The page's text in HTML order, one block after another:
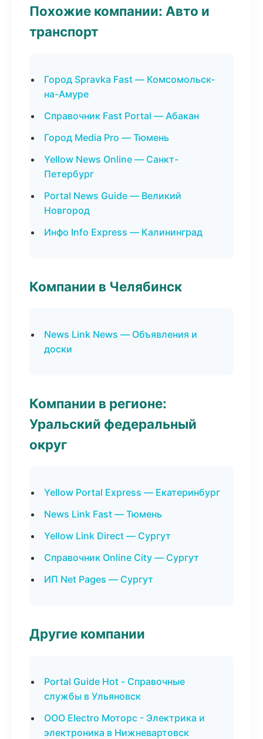
Похожие компании: Авто и
транспорт
Город Spravka Fast — Комсомольск-
на-Амуре
Справочник Fast Portal — Абакан
Город Media Pro — Тюмень
Yellow News Online — Санкт-
Петербург
Portal News Guide — Великий
Новгород
Инфо Info Express — Калининград
Компании в Челябинск
News Link News — Объявления и
доски
Компании в регионе:
Уральский федеральный
округ
Yellow Portal Express — Екатеринбург
News Link Fast — Тюмень
Yellow Link Direct — Сургут
Справочник Online City — Сургут
ИП Net Pages — Сургут
Другие компании
Portal Guide Hot - Справочные
службы в Ульяновск
ООО Electro Моторс - Электрика и
электроника в Нижневартовск